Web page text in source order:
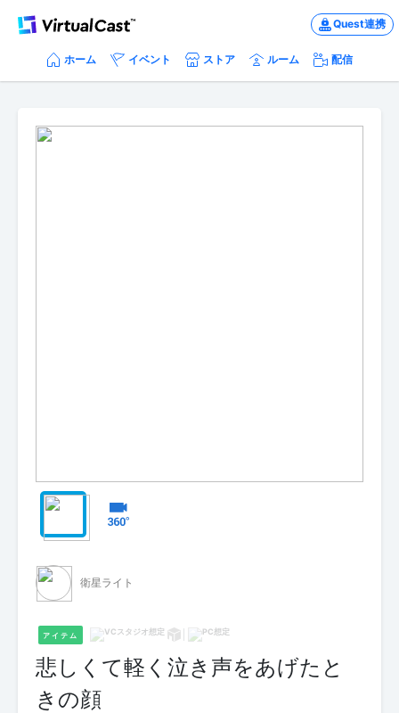
Quest連携
ホーム イベント ストア ルーム 配信
衛星ライト
アイテム
悲しくて軽く泣き声をあげたと
きの顔